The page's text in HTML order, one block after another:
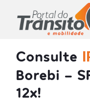
Consulte
Borebi -
12x!